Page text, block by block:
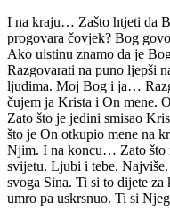
I na kraju… Zašto htjeti da
progovara čovjek? Bog
Ako uistinu znamo da je
Razgovarati na puno ljepši
ljudima. Moj Bog i ja…
čujem ja Krista i On mene.
Zato što je jedini smisao
što je On otkupio mene na
Njim. I na koncu… Zato što
svijetu. Ljubi i tebe.
svoga Sina. Ti si to dijete
umro pa uskrsnuo. Ti si